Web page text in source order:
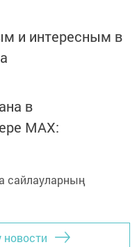
и интересным в
в
MАХ:
новости